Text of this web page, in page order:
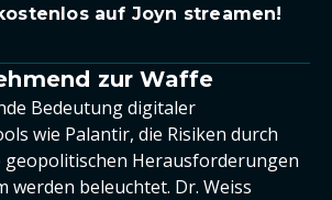
auf Joyn streamen!
zur Waffe
Bedeutung digitaler
wie Palantir, die Risiken durch
geopolitischen Herausforderungen
werden beleuchtet. Dr. Weiss